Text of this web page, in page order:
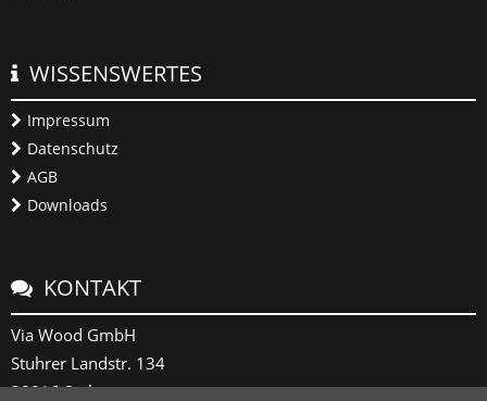
WISSENSWERTES
Impressum
Datenschutz
AGB
Downloads
KONTAKT
Via Wood GmbH
Stuhrer Landstr. 134
28816 Stuhr